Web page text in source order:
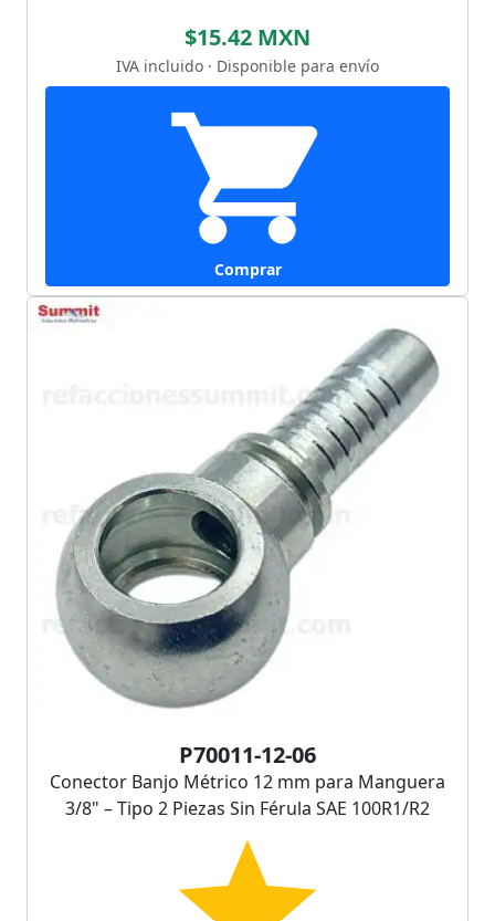
$15.42 MXN
IVA incluido · Disponible para envío
Comprar
P70011-12-06
Conector Banjo Métrico 12 mm para Manguera
3/8" – Tipo 2 Piezas Sin Férula SAE 100R1/R2